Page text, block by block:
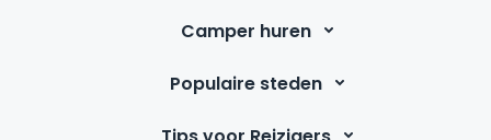
Camper huren
Populaire steden